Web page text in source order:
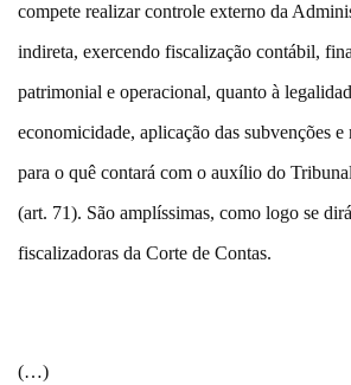
compete realizar controle externo da
indireta, exercendo fiscalização contábil,
patrimonial e operacional, quanto à
economicidade, aplicação das subvenções e
para o quê contará com o auxílio do
(art. 71). São amplíssimas, como logo se
fiscalizadoras da Corte de Contas.
(…)